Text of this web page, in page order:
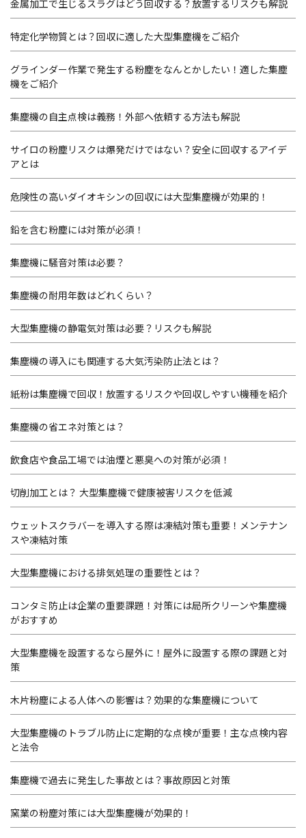
金属加工で生じるスラグはどう回収する？放置するリスクも解説
特定化学物質とは？回収に適した大型集塵機をご紹介
グラインダー作業で発生する粉塵をなんとかしたい！適した集塵
機をご紹介
集塵機の自主点検は義務！外部へ依頼する方法も解説
サイロの粉塵リスクは爆発だけではない？安全に回収するアイデ
アとは
危険性の高いダイオキシンの回収には大型集塵機が効果的！
鉛を含む粉塵には対策が必須！
集塵機に騒音対策は必要？
集塵機の耐用年数はどれくらい？
大型集塵機の静電気対策は必要？リスクも解説
集塵機の導入にも関連する大気汚染防止法とは？
紙粉は集塵機で回収！放置するリスクや回収しやすい機種を紹介
集塵機の省エネ対策とは？
飲食店や食品工場では油煙と悪臭への対策が必須！
切削加工とは？ 大型集塵機で健康被害リスクを低減
ウェットスクラバーを導入する際は凍結対策も重要！メンテナン
スや凍結対策
大型集塵機における排気処理の重要性とは？
コンタミ防止は企業の重要課題！対策には局所クリーンや集塵機
がおすすめ
大型集塵機を設置するなら屋外に！屋外に設置する際の課題と対
策
木片粉塵による人体への影響は？効果的な集塵機について
大型集塵機のトラブル防止に定期的な点検が重要！主な点検内容
と法令
集塵機で過去に発生した事故とは？事故原因と対策
窯業の粉塵対策には大型集塵機が効果的！